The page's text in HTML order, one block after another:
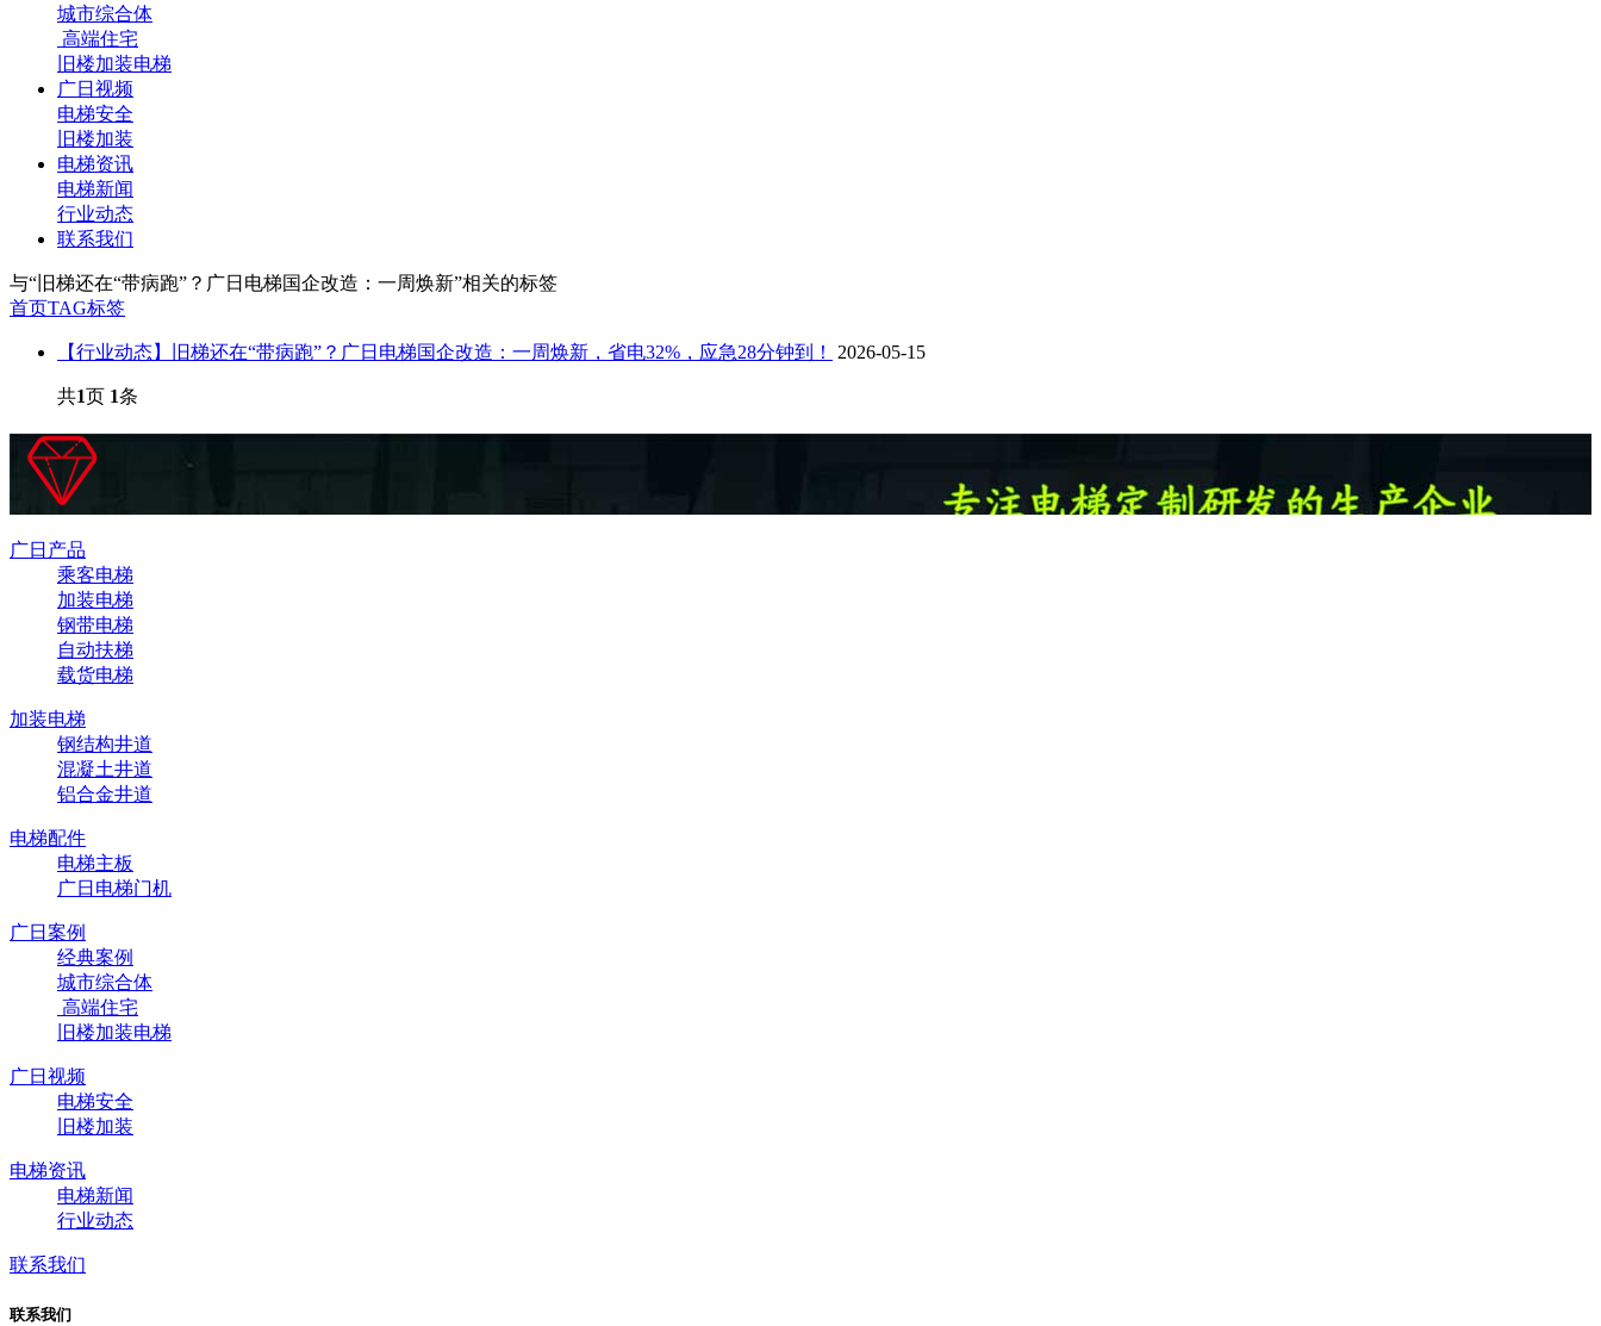
城市综合体
高端住宅
旧楼加装电梯
广日视频
电梯安全
旧楼加装
电梯资讯
电梯新闻
行业动态
联系我们
与“旧梯还在“带病跑”？广日电梯国企改造：一周焕新”相关的标签
首页TAG标签
【行业动态】旧梯还在“带病跑”？广日电梯国企改造：一周焕新，省电32%，应急28分钟到！ 2026-05-15
共1页 1条
广日产品
乘客电梯
加装电梯
钢带电梯
自动扶梯
载货电梯
加装电梯
钢结构井道
混凝土井道
铝合金井道
电梯配件
电梯主板
广日电梯门机
广日案例
经典案例
城市综合体
高端住宅
旧楼加装电梯
广日视频
电梯安全
旧楼加装
电梯资讯
电梯新闻
行业动态
联系我们
联系我们